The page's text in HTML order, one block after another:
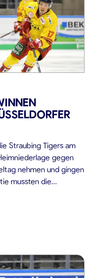
Straubing Tigers am
gegen
nehmen und gingen
mussten die
nach einem
Powerplay